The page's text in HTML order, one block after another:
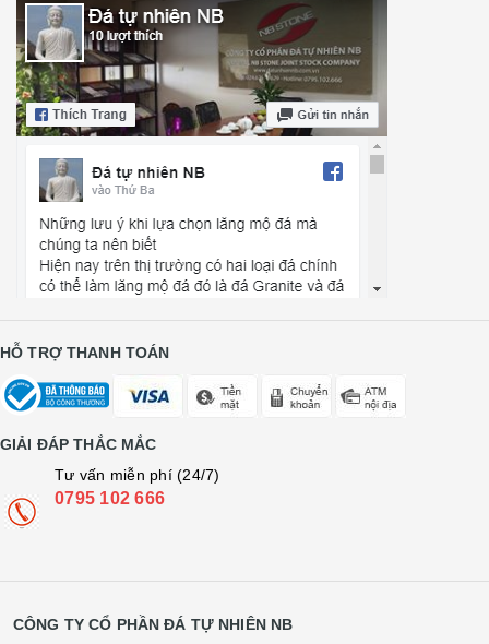
HỖ TRỢ THANH TOÁN
GIẢI ĐÁP THẮC MẮC
Tư vấn miễn phí (24/7)
0795 102 666
CÔNG TY CỔ PHẦN ĐÁ TỰ NHIÊN NB